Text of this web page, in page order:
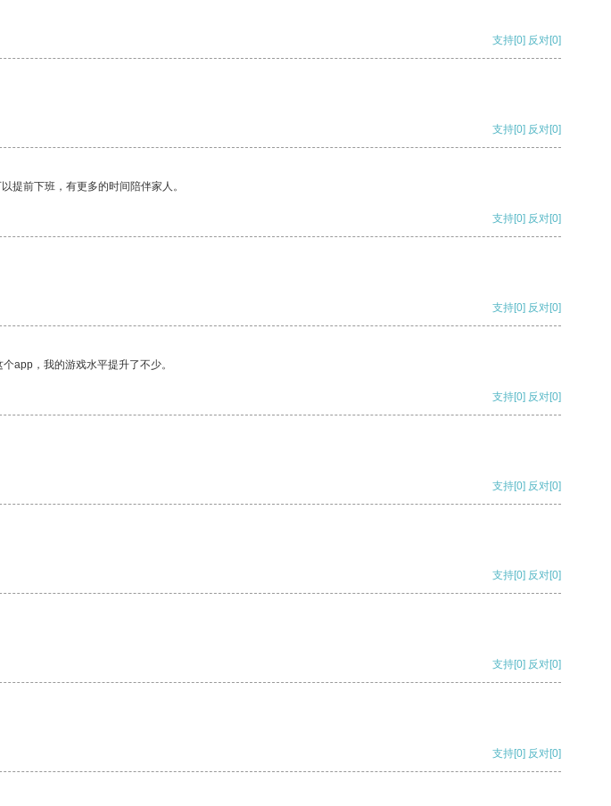
支持[0] 反对[0]
支持[0] 反对[0]
提前下班，有更多的时间陪伴家人。
支持[0] 反对[0]
支持[0] 反对[0]
app，我的游戏水平提升了不少。
支持[0] 反对[0]
支持[0] 反对[0]
支持[0] 反对[0]
支持[0] 反对[0]
支持[0] 反对[0]